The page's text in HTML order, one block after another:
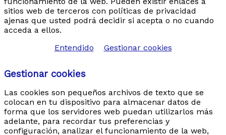
Viajes Organizados a Polonia 2026 :Circuito de 10
dias desde Sur al Norte con Masuria
Un circuito completo por Polonia de 10 dias con
hoteles de 4*,media pension , visitas guiadas en
sitios web de terceros con políticas de privacidad
ajenas que usted podrá decidir si acepta o no cuando
acceda a ellos.
Entendido
Gestionar cookies
Gestionar cookies
Las cookies son pequeños archivos de texto que se
colocan en tu dispositivo para almacenar datos de
forma que los servidores web puedan utilizarlos más
adelante, para recordar tus preferencias y
configuración, analizar el funcionamiento de la web,